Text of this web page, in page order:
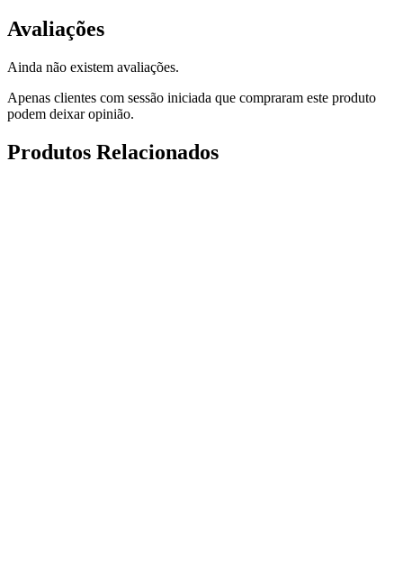
Avaliações
Ainda não existem avaliações.
Apenas clientes com sessão iniciada que compraram este produto
podem deixar opinião.
Produtos Relacionados